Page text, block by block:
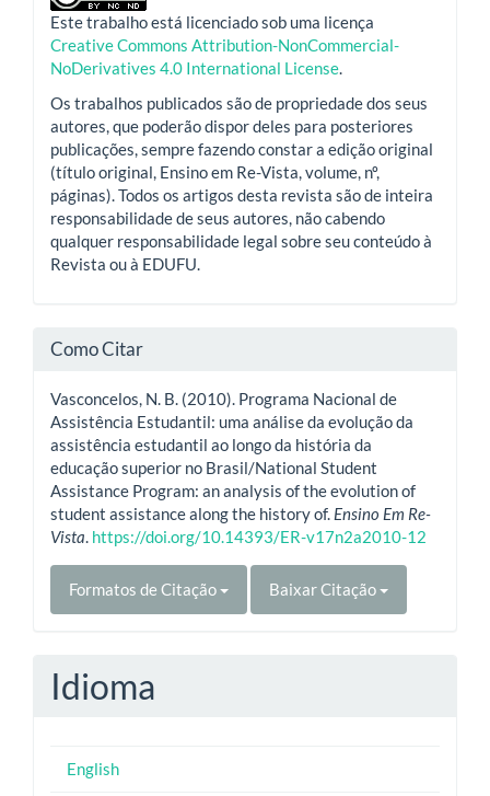
Este trabalho está licenciado sob uma licença
Creative Commons Attribution-NonCommercial-
NoDerivatives 4.0 International License.
Os trabalhos publicados são de propriedade dos seus
autores, que poderão dispor deles para posteriores
publicações, sempre fazendo constar a edição original
(título original, Ensino em Re-Vista, volume, nº,
páginas). Todos os artigos desta revista são de inteira
responsabilidade de seus autores, não cabendo
qualquer responsabilidade legal sobre seu conteúdo à
Revista ou à EDUFU.
Como Citar
Vasconcelos, N. B. (2010). Programa Nacional de
Assistência Estudantil: uma análise da evolução da
assistência estudantil ao longo da história da
educação superior no Brasil/National Student
Assistance Program: an analysis of the evolution of
student assistance along the history of. Ensino Em Re-
Vista. https://doi.org/10.14393/ER-v17n2a2010-12
Formatos de Citação Baixar Citação
Idioma
English